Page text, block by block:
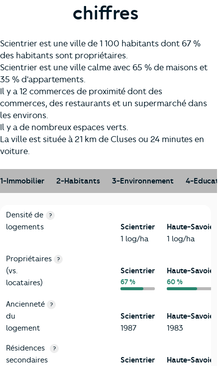
chiffres
Scientrier est une ville de 1 100 habitants dont 67 %
des habitants sont propriétaires.
Scientrier est une ville calme avec 65 % de maisons et
35 % d'appartements.
Il y a 12 commerces de proximité dont des
commerces, des restaurants et un supermarché dans
les environs.
Il y a de nombreux espaces verts.
La ville est située à 21 km de Cluses ou 24 minutes en
voiture.
1-Immobilier 2-Habitants 3-Environnement 4-
1-Immobilier
Critères Scientrier
Densité de
logements
?
Scientrier
1 log/ha
Haute-Savoie
1 log/ha
Propriétaires
(vs.
locataires)
?
Scientrier
67 %
Haute-Savoie
60 %
Ancienneté
du
logement
?
Scientrier
1987
Haute-Savoie
1983
Résidences
secondaires
?
Scientrier Haute-Savoie